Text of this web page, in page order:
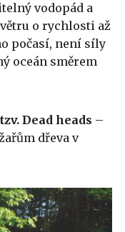
vodopád a
o rychlosti až
počasí, není síly
oceán směrem
tzv. Dead heads –
dřeva v